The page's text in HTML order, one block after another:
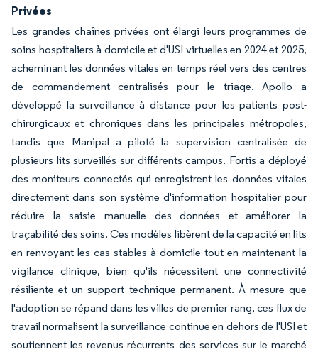
Privées
Les grandes chaînes privées ont élargi leurs programmes de
soins hospitaliers à domicile et d'USI virtuelles en 2024 et 2025,
acheminant les données vitales en temps réel vers des centres
de commandement centralisés pour le triage. Apollo a
développé la surveillance à distance pour les patients post-
chirurgicaux et chroniques dans les principales métropoles,
tandis que Manipal a piloté la supervision centralisée de
plusieurs lits surveillés sur différents campus. Fortis a déployé
des moniteurs connectés qui enregistrent les données vitales
directement dans son système d'information hospitalier pour
réduire la saisie manuelle des données et améliorer la
traçabilité des soins. Ces modèles libèrent de la capacité en lits
en renvoyant les cas stables à domicile tout en maintenant la
vigilance clinique, bien qu'ils nécessitent une connectivité
résiliente et un support technique permanent. À mesure que
l'adoption se répand dans les villes de premier rang, ces flux de
travail normalisent la surveillance continue en dehors de l'USI et
soutiennent les revenus récurrents des services sur le marché